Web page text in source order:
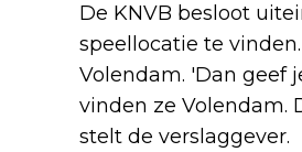
De KNVB besloot
speellocatie te
Volendam. 'Dan geef
vinden ze Volendam.
stelt de verslaggever.